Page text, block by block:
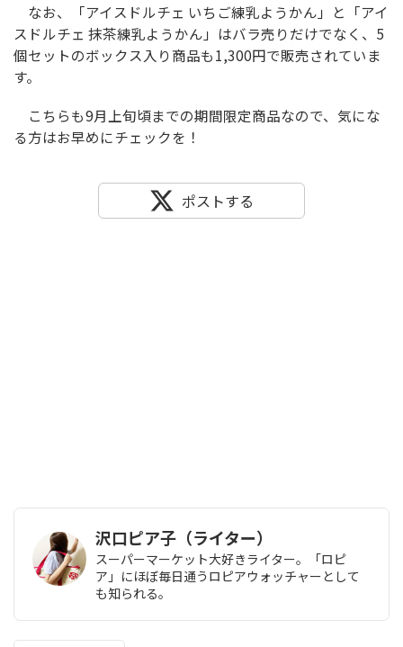
なお、「アイスドルチェ いちご練乳ようかん」と「アイ
スドルチェ 抹茶練乳ようかん」はバラ売りだけでなく、5
個セットのボックス入り商品も1,300円で販売されていま
す。
こちらも9月上旬頃までの期間限定商品なので、気にな
る方はお早めにチェックを！
ポストする
沢口ピア子（ライター）
スーパーマーケット大好きライター。「ロピ
ア」にほぼ毎日通うロピアウォッチャーとして
も知られる。